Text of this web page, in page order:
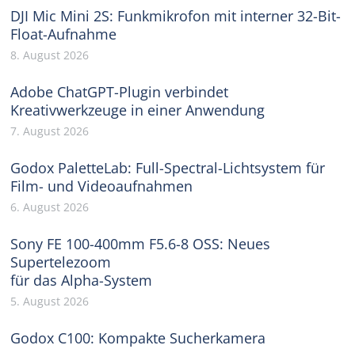
DJI Mic Mini 2S: Funkmikrofon mit interner 32-Bit-
Float-Aufnahme
8. August 2026
Adobe ChatGPT-Plugin verbindet
Kreativwerkzeuge in einer Anwendung
7. August 2026
Godox PaletteLab: Full-Spectral-Lichtsystem für
Film- und Videoaufnahmen
6. August 2026
Sony FE 100-400mm F5.6-8 OSS: Neues
Supertelezoom
für das Alpha-System
5. August 2026
Godox C100: Kompakte Sucherkamera